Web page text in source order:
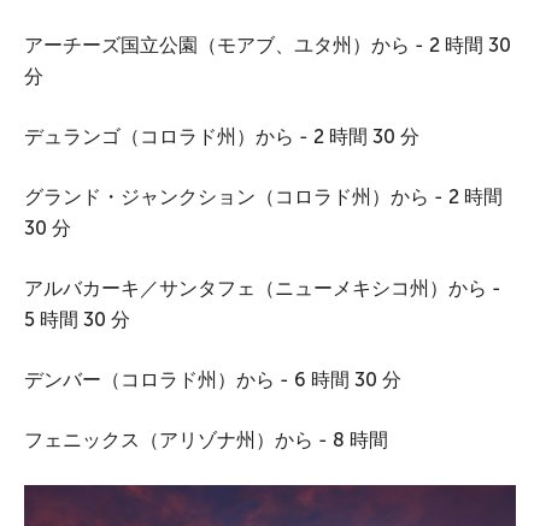
アーチーズ国立公園（モアブ、ユタ州）から - 2 時間 30
分
デュランゴ（コロラド州）から - 2 時間 30 分
グランド・ジャンクション（コロラド州）から - 2 時間
30 分
アルバカーキ／サンタフェ（ニューメキシコ州）から -
5 時間 30 分
デンバー（コロラド州）から - 6 時間 30 分
フェニックス（アリゾナ州）から - 8 時間